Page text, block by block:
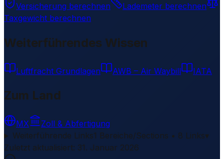
Versicherung berechnen
Lademeter berechnen
Taxgewicht berechnen
Weiterführendes Wissen
Luftfracht Grundlagen AWB – Air Waybill IATA
Zum Land
MX
Zoll & Abfertigung
Weiterführende Links1 Bereiche/Sections • 8 Links▾
Zuletzt aktualisiert: 31. Januar 2026